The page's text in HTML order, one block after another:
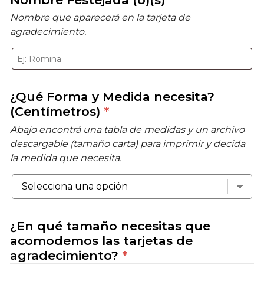
Nombre que aparecerá en la tarjeta de
agradecimiento.
¿Qué Forma y Medida necesita?
(Centímetros) *
Abajo encontrá una tabla de medidas y un archivo
descargable (tamaño carta) para imprimir y decida
la medida que necesita.
¿En qué tamaño necesitas que
acomodemos las tarjetas de
agradecimiento? *